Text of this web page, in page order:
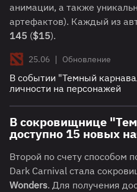
анимации, а также
артефактов). Каждый из
145 ($15).
25.06 | Обновление
В событии "Темный
личности на персонажей
В сокровищнице
доступно 15 новых
Второй по счету способом
Dark Carnival стала
Wonders. Для получения